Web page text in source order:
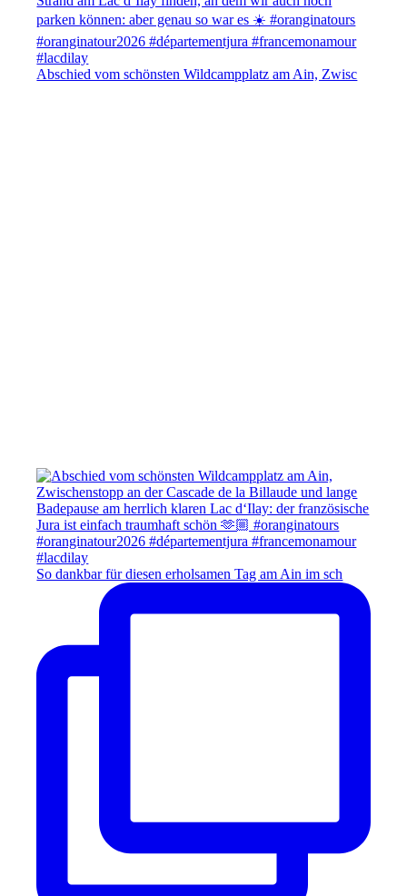
Abschied vom schönsten Wildcampplatz am Ain, Zwisc
So dankbar für diesen erholsamen Tag am Ain im sch